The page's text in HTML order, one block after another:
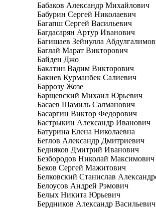
Бабаков Александр Михайлович
Бабурин Сергей Николаевич
Багапш Сергей Васильевич
Багдасарян Артур Иванович
Багишаев Зейнулла
Баглай Марат Викторович
Байден Джо
Бакатин Вадим Викторович
Бакиев Курманбек Салиевич
Баррозу Жозе
Барщевский Михаил Юрьевич
Басаев Шамиль Салманович
Басаргин Виктор Федорович
Бастрыкин Александр Иванович
Батурина Елена Николаевна
Беглов Александр Дмитриевич
Бедняков Дмитрий Иванович
Безбородов Николай Максимович
Беков Сергей Мажитович
Белковский Станислав
Белоусов Андрей Рэмович
Белых Никита Юрьевич
Бердников Александр Васильевич